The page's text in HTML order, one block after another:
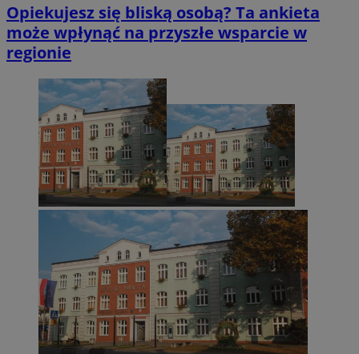
Opiekujesz się bliską osobą? Ta ankieta
może wpłynąć na przyszłe wsparcie w
regionie